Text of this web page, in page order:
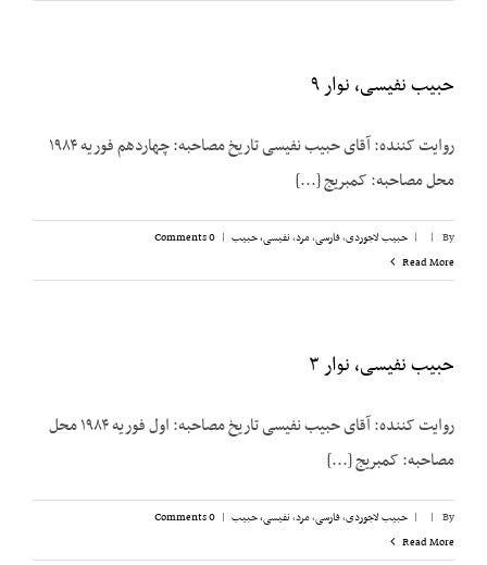
حبیب نفیسی، نوار ۹
روایت کننده: آقای حبیب نفیسی تاریخ مصاحبه: چهاردهم فوریه ۱۹۸۴
محل مصاحبه: کمبریج [...]
By
|
| حبیب لاجوردی,فارسی,مرد,نفیسی، حبیب |
0 Comments
Read More
حبیب نفیسی، نوار ۳
روایت کننده: آقای حبیب نفیسی تاریخ مصاحبه: اول فوریه ۱۹۸۴ محل
مصاحبه: کمبریج [...]
By
|
| حبیب لاجوردی,فارسی,مرد,نفیسی، حبیب |
0 Comments
Read More